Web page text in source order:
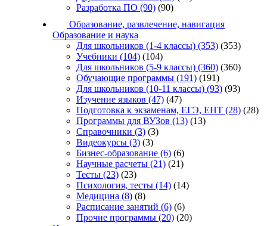
Разработка ПО (90) (90)
Образование, развлечение, навигация
Образование и наука
Для школьников (1-4 классы) (353) (353)
Учебники (104) (104)
Для школьников (5-9 классы) (360) (360)
Обучающие программы (191) (191)
Для школьников (10-11 классы) (93) (93)
Изучение языков (47) (47)
Подготовка к экзаменам, ЕГЭ, ЕНТ (28) (28)
Программы для ВУЗов (13) (13)
Справочники (3) (3)
Видеокурсы (3) (3)
Бизнес-образование (6) (6)
Научные расчеты (21) (21)
Тесты (23) (23)
Психология, тесты (14) (14)
Медицина (8) (8)
Расписание занятий (6) (6)
Прочие программы (20) (20)